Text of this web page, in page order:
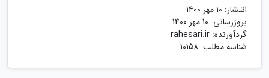
انتشار: 10 مهر 1400
بروزرسانی: 10 مهر 1400
گردآورنده: rahesari.ir
شناسه مطلب: 10158